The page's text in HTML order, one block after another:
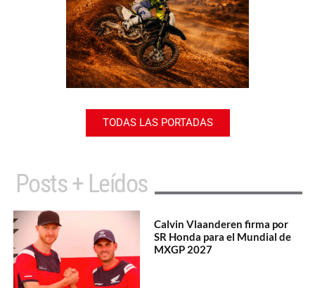
TODAS LAS PORTADAS
Posts + Leídos
Calvin Vlaanderen firma por
SR Honda para el Mundial de
MXGP 2027